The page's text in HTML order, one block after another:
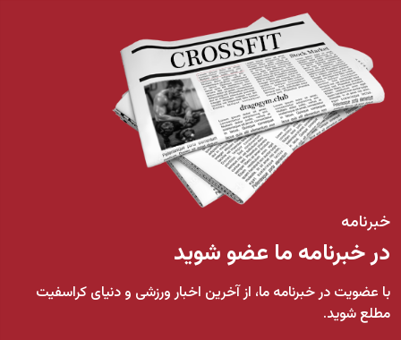
خبرنامه
در خبرنامه ما عضو شوید
با عضویت در خبرنامه ما، از آخرین اخبار ورزشی و دنیای کراسفیت
مطلع شوید.